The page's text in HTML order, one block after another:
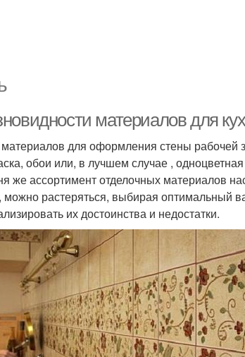
материалов для
для оформления стены рабочей
обои или, в лучшем случае ,
ассортимент отделочных материалов
растеряться, выбирая оптимальный
их достоинства и недостатки.